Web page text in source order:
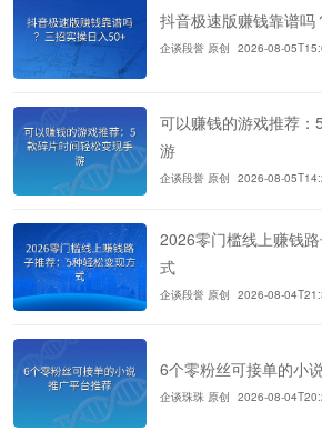
抖音极速版赚钱靠谱
企谈段誉 原创 2026-08-
可以赚钱的游戏推荐
游
企谈段誉 原创 2026-08-
2026零门槛线上赚钱
式
企谈段誉 原创 2026-08-
6个零粉丝可接单的小
企谈珠珠 原创 2026-08-